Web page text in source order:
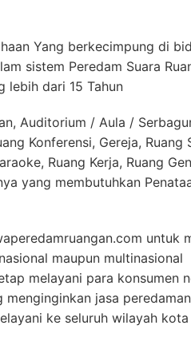
Yang berkecimpung di
sistem Peredam Suara
lebih dari 15 Tahun
Auditorium / Aula /
Konferensi, Gereja, Ruang
Ruang Kerja, Ruang
yang membutuhkan
untuk
maupun multinasional
melayani para konsumen
jasa
ke seluruh wilayah